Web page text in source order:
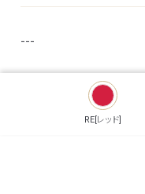
---
RE[レッド]